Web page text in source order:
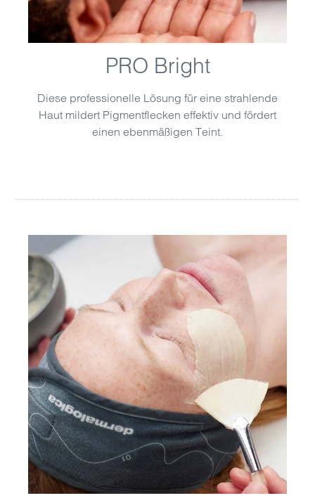
PRO Bright
Diese professionelle Lösung für eine strahlende
Haut mildert Pigmentflecken effektiv und fördert
einen ebenmäßigen Teint.